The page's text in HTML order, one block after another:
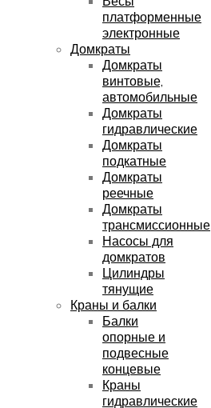
платформенные
электронные
Домкраты
Домкраты
винтовые,
автомобильные
Домкраты
гидравлические
Домкраты
подкатные
Домкраты
реечные
Домкраты
трансмиссионные
Насосы для
домкратов
Цилиндры
тянущие
Краны и балки
Балки
опорные и
подвесные
концевые
Краны
гидравлические